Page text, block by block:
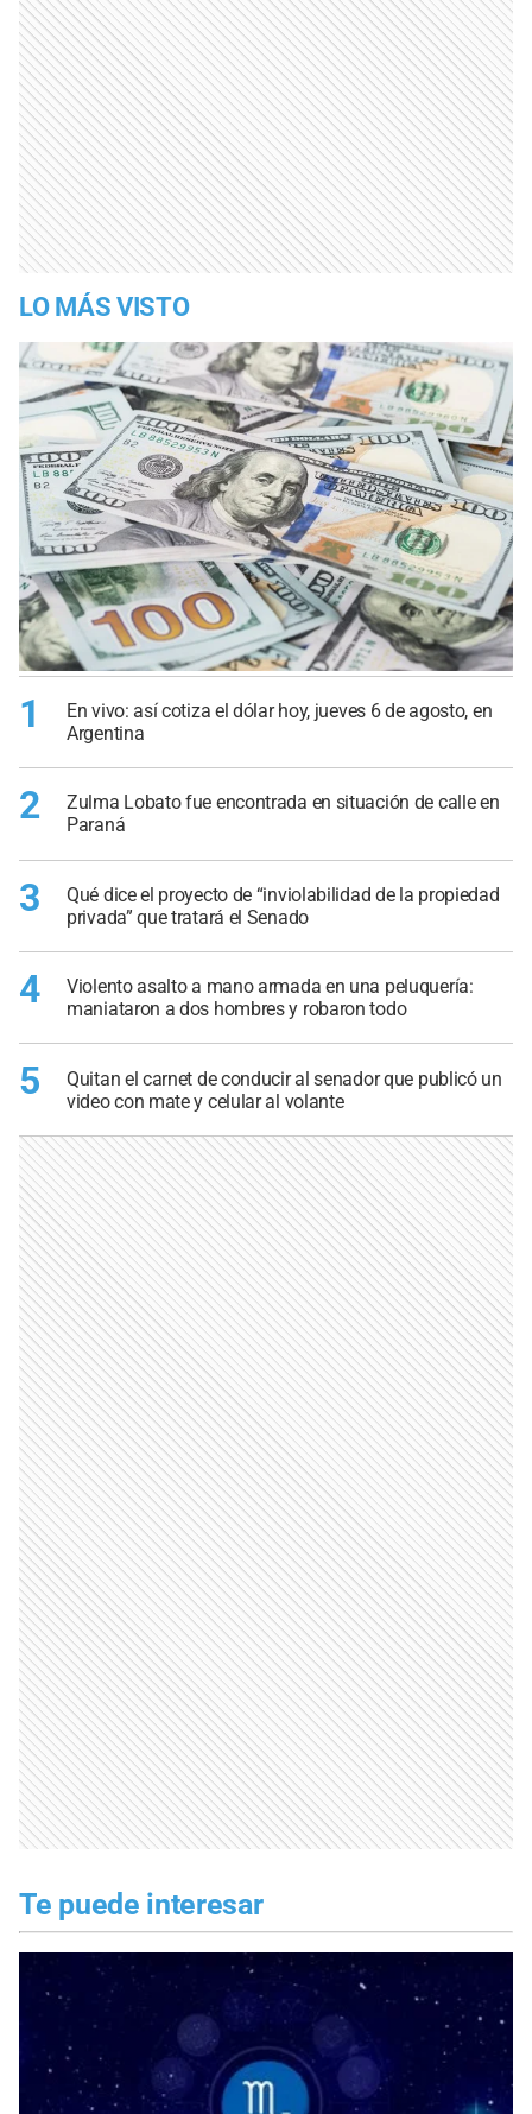
LO MÁS VISTO
1
En vivo: así cotiza el dólar hoy, jueves 6 de agosto, en
Argentina
2
Zulma Lobato fue encontrada en situación de calle en
Paraná
3
Qué dice el proyecto de “inviolabilidad de la propiedad
privada” que tratará el Senado
4
Violento asalto a mano armada en una peluquería:
maniataron a dos hombres y robaron todo
5
Quitan el carnet de conducir al senador que publicó un
video con mate y celular al volante
Te puede interesar